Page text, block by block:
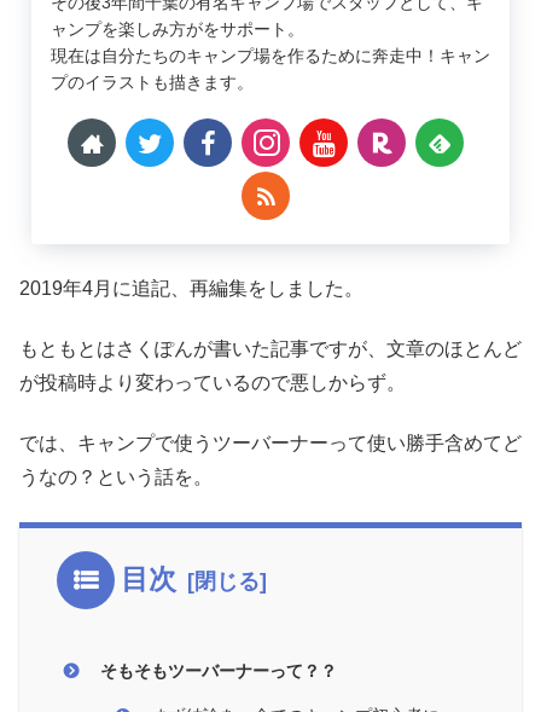
ャンプを楽しみ方がをサポート。
現在は自分たちのキャンプ場を作るために奔走中！キャン
プのイラストも描きます。
2019年4月に追記、再編集をしました。
もともとはさくぽんが書いた記事ですが、文章のほとんど
が投稿時より変わっているので悪しからず。
では、キャンプで使うツーバーナーって使い勝手含めてど
うなの？という話を。
目次
そもそもツーバーナーって？？